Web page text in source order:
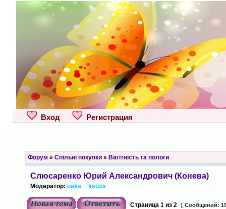
Вход Регистрация
Форум » Спільні покупки» Вагітність та пологи
Слюсаренко Юрий Александрович (Конева)
Модератор: uaka__ksuxa
Страница 1из 2 [ Сообщений: